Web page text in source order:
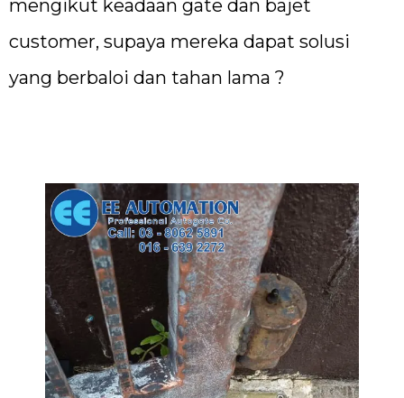
mengikut keadaan gate dan bajet
customer, supaya mereka dapat solusi
yang berbaloi dan tahan lama ?